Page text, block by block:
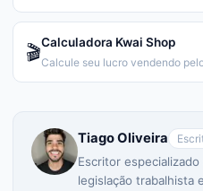
🎬Calculadora Kwai Shop
Calcule seu lucro vendendo
Tiago Oliveira
Escritor
legislação trabalhista